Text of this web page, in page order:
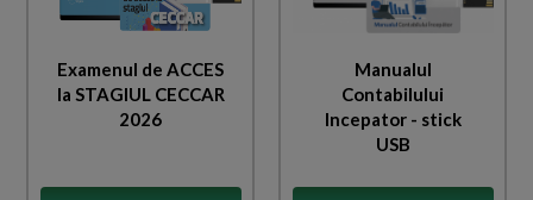
Examenul de ACCES
la STAGIUL CECCAR
2026
Manualul
Contabilului
Incepator - stick
USB